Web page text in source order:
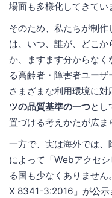
場面も多様化してきてい
そのため、私たちが制
は、いつ、誰が、どこ
か、ますます分からな
る高齢者・障害者ユー
さまざまな利用環境に
ツの品質基準の一つとし
置づける考えかたが広ま
一方で、実は海外では
によって「Webアクセ
る国も少なくありませ
X 8341-3:2016」が公示